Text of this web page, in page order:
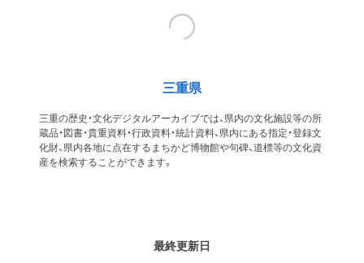
三重県
三重の歴史・文化デジタルアーカイブでは、県内の文化施設等の所
蔵品・図書・貴重資料・行政資料・統計資料、県内にある指定・登録文
化財、県内各地に点在するまちかど博物館や句碑、道標等の文化資
産を検索することができます。
最終更新日